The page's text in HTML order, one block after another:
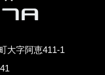
大字阿恵411-1